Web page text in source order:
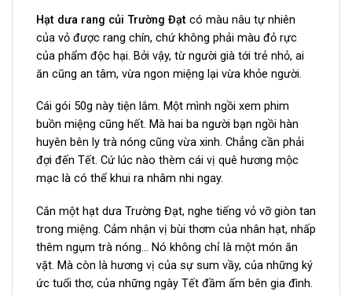
Hạt dưa rang củi Trường Đạt có màu nâu tự nhiên
của vỏ được rang chín, chứ không phải màu đỏ rực
của phẩm độc hại. Bởi vậy, từ người già tới trẻ nhỏ, ai
ăn cũng an tâm, vừa ngon miệng lại vừa khỏe người.
Cái gói 50g này tiện lắm. Một mình ngồi xem phim
buồn miệng cũng hết. Mà hai ba người bạn ngồi hàn
huyên bên ly trà nóng cũng vừa xinh. Chẳng cần phải
đợi đến Tết. Cứ lúc nào thèm cái vị quê hương mộc
mạc là có thể khui ra nhâm nhi ngay.
Cắn một hạt dưa Trường Đạt, nghe tiếng vỏ vỡ giòn tan
trong miệng. Cảm nhận vị bùi thơm của nhân hạt, nhấp
thêm ngụm trà nóng… Nó không chỉ là một món ăn
vặt. Mà còn là hương vị của sự sum vầy, của những ký
ức tuổi thơ, của những ngày Tết đầm ấm bên gia đình.